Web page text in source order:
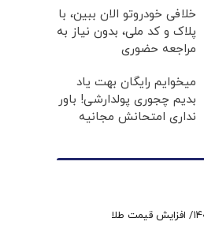
خلافی خودروتو الان ببین، با
پلاک و کد ملی، بدون نیاز به
مراجعه حضوری
میخوایم رایگان بهت یاد
بدیم چجوری پولدارشی! باور
نداری امتحانش مجانیه